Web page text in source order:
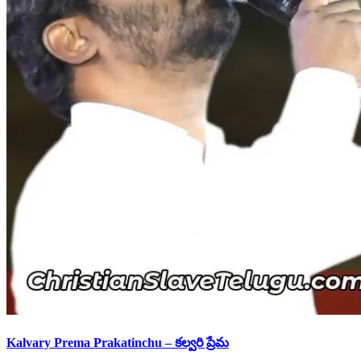
Kalvary Prema Prakatinchu – కల్వరి ప్రేమ